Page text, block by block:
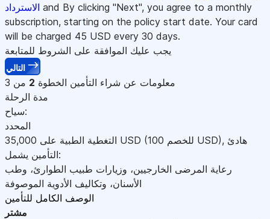
الاسترداد and By clicking "Next", you agree to a monthly
subscription, starting on the policy start date. Your card
will be charged 45 USD every 30 days.
يجب عليك الموافقة على الشروط للمتابعة
التالي
معلومات عن شراء التأمين الخطوة 2 من 3
مدة الرحلة
سياح:
المحدد
التغطية الطبية على 35,000 USD USD), هادئ
التأمين يشمل:
رعاية المرضى الخارجيين، وزيارات طبيب الطوارئ، وطب
الأسنان، وتكاليف الأدوية الموصوفة
الوصف الكامل للتأمين
مشتر